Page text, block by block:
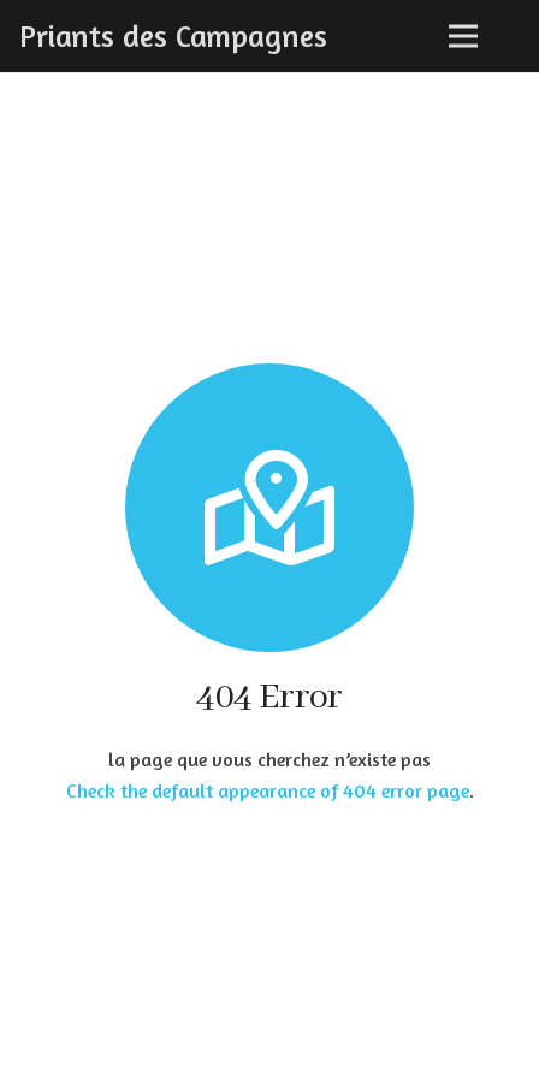
Priants des Campagnes
404 Error
la page que vous cherchez n’existe pas
Check the default appearance of 404 error page.